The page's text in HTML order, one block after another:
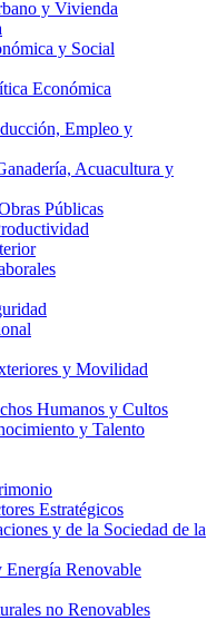
y Vivienda
y Social
Económica
Empleo y
Acuacultura y
Públicas
y Movilidad
Humanos y Cultos
y Talento
Estratégicos
y de la Sociedad de la
Renovable
no Renovables